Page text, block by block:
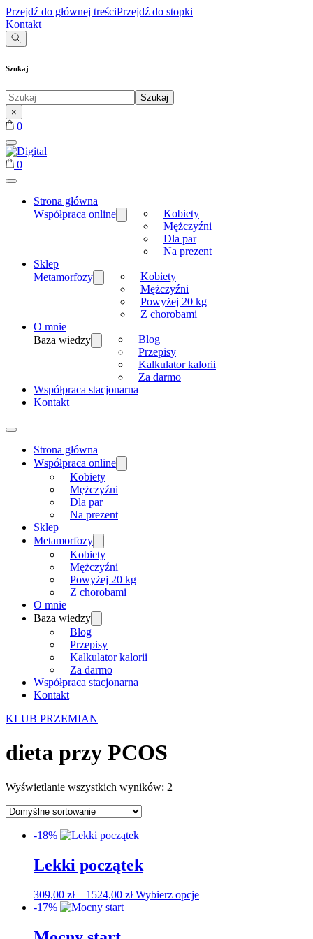
Przejdź do głównej treściPrzejdź do stopki
Kontakt
Szukaj
Szukaj
...
Szukaj
×
0
0
Strona główna
Współpraca online
Kobiety
Mężczyźni
Dla par
Na prezent
Sklep
Metamorfozy
Kobiety
Mężczyźni
Powyżej 20 kg
Z chorobami
O mnie
Baza wiedzy
Blog
Przepisy
Kalkulator kalorii
Za darmo
Współpraca stacjonarna
Kontakt
Strona główna
Współpraca online
Kobiety
Mężczyźni
Dla par
Na prezent
Sklep
Metamorfozy
Kobiety
Mężczyźni
Powyżej 20 kg
Z chorobami
O mnie
Baza wiedzy
Blog
Przepisy
Kalkulator kalorii
Za darmo
Współpraca stacjonarna
Kontakt
KLUB PRZEMIAN
dieta przy PCOS
Wyświetlanie wszystkich wyników: 2
-18%
Lekki początek
309,00 zł – 1524,00 złZakres
Wybierz opcjeTen
-17%